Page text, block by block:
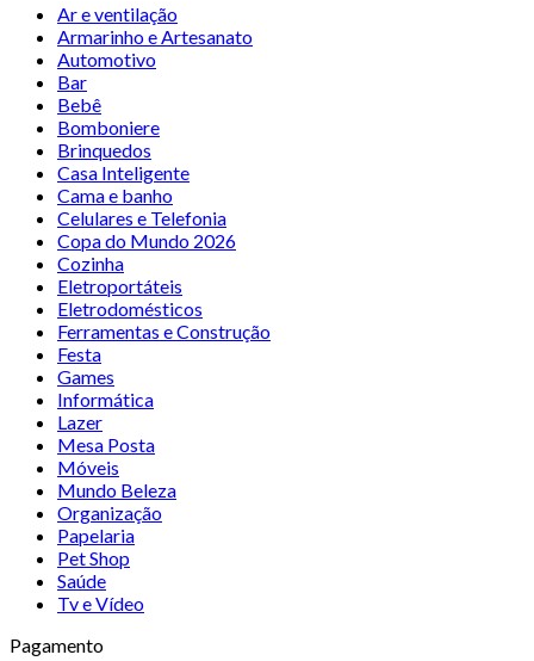
Ar e ventilação
Armarinho e Artesanato
Automotivo
Bar
Bebê
Bomboniere
Brinquedos
Casa Inteligente
Cama e banho
Celulares e Telefonia
Copa do Mundo 2026
Cozinha
Eletroportáteis
Eletrodomésticos
Ferramentas e Construção
Festa
Games
Informática
Lazer
Mesa Posta
Móveis
Mundo Beleza
Organização
Papelaria
Pet Shop
Saúde
Tv e Vídeo
Pagamento